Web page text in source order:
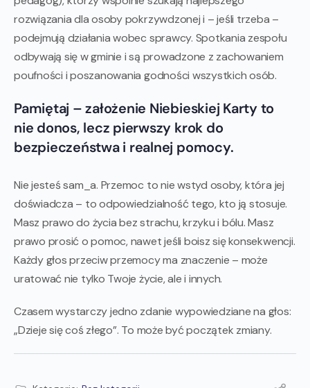
rozwiązania dla osoby pokrzywdzonej i – jeśli trzeba –
podejmują działania wobec sprawcy. Spotkania zespołu
odbywają się w gminie i są prowadzone z zachowaniem
poufności i poszanowania godności wszystkich osób.
Pamiętaj – założenie Niebieskiej Karty to
nie donos, lecz pierwszy krok do
bezpieczeństwa i realnej pomocy.
Nie jesteś sam_a. Przemoc to nie wstyd osoby, która jej
doświadcza – to odpowiedzialność tego, kto ją stosuje.
Masz prawo do życia bez strachu, krzyku i bólu. Masz
prawo prosić o pomoc, nawet jeśli boisz się konsekwencji.
Każdy głos przeciw przemocy ma znaczenie – może
uratować nie tylko Twoje życie, ale i innych.
Czasem wystarczy jedno zdanie wypowiedziane na głos:
„Dzieje się coś złego”. To może być początek zmiany.